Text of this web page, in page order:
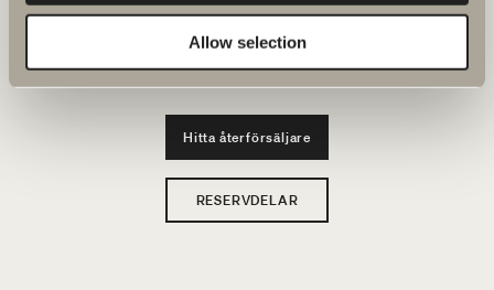
Allow selection
Hållbarhet
Badrumsinspiration
Hitta återförsäljare
RESERVDELAR